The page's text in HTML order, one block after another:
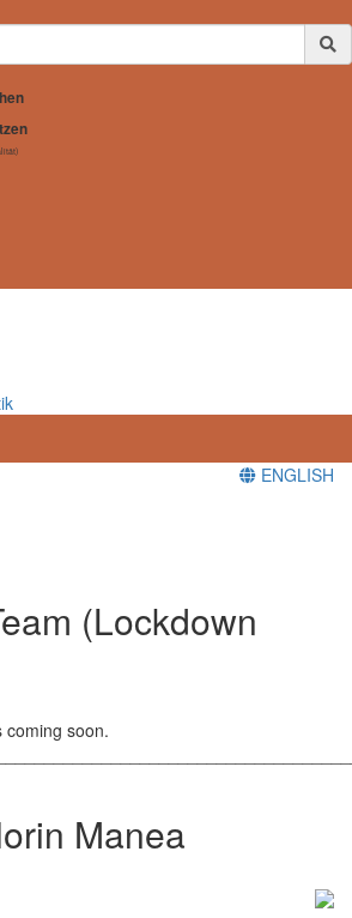
ENGLISH
(Lockdown
coming soon.
Manea